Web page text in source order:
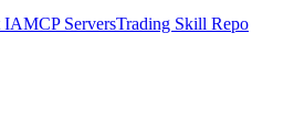
IAMCP ServersTrading Skill Repo